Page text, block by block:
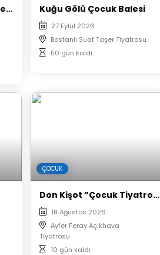
Sermet Erkin – Büyük Aile İllüzyon Gösterisi: Sihirli Yaz Akşamları Kuğu Gölü Çocuk Balesi
27 Eylül 2026
Bostanlı Suat Taşer Tiyatrosu
50 gün kaldı
ÇOCUK
Don Kişot ”Çocuk Tiyatrosu”
18 Ağustos 2026
Ayfer Feray Açıkhava
Tiyatrosu
10 gün kaldı